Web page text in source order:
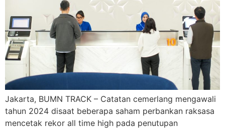
Jakarta, BUMN TRACK – Catatan cemerlang mengawali
tahun 2024 disaat beberapa saham perbankan raksasa
mencetak rekor all time high pada penutupan